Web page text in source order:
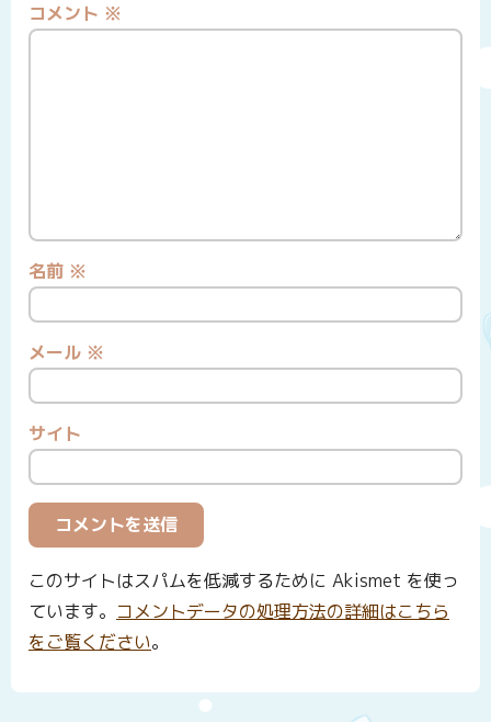
コメント ※
名前 ※
メール ※
サイト
このサイトはスパムを低減するために Akismet を使っ
ています。 コメントデータの処理方法の詳細はこちら
をご覧ください。